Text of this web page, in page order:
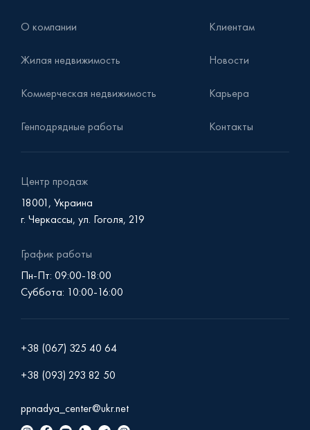
О компании Клиентам
Жилая недвижимость Новости
Коммерческая недвижимость Карьера
Генподрядные работы Контакты
Центр продаж
18001, Украина
г. Черкассы, ул. Гоголя, 219
График работы
Пн-Пт: 09:00-18:00
Суббота: 10:00-16:00
+38 (067) 325 40 64
+38 (093) 293 82 50
ppnadya_center@ukr.net